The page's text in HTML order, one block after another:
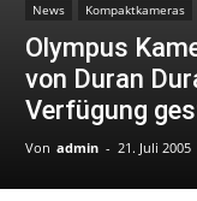
News Kompaktkameras
Olympus
von Duran
Verfügung
Von admin - 21. Juli 2005